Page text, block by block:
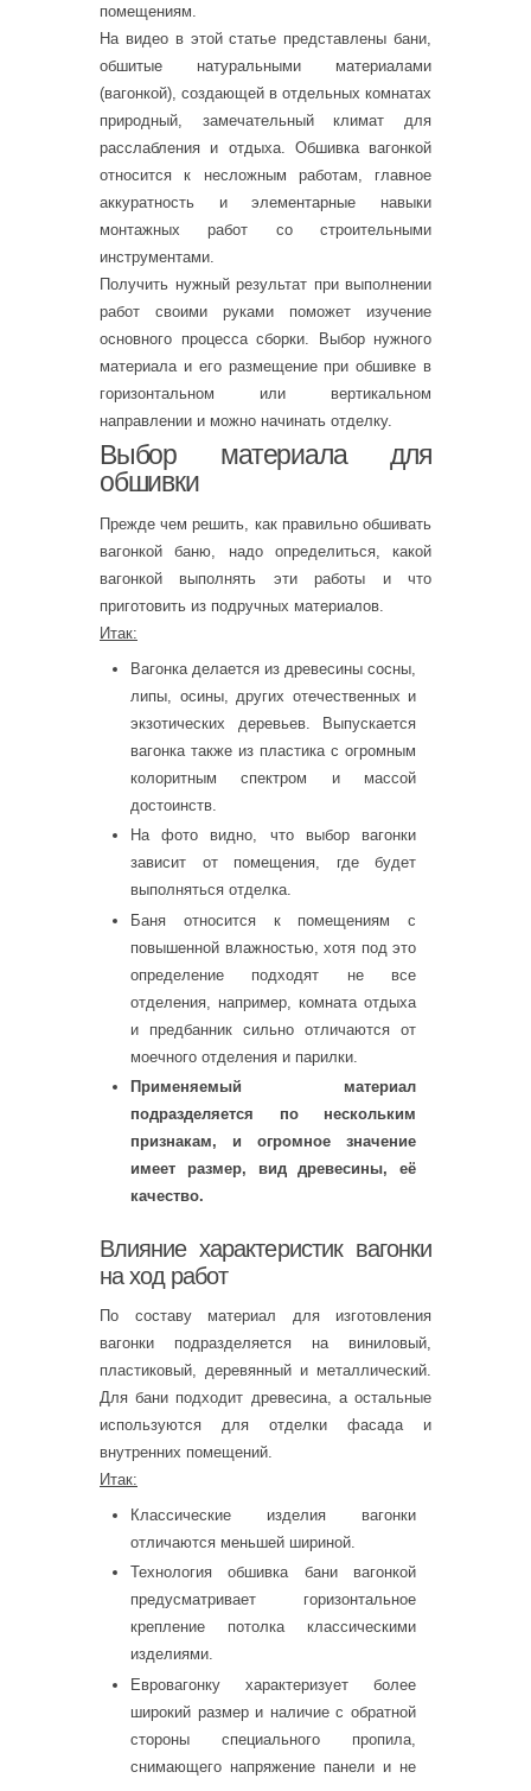
помещениям.
На видео в этой статье представлены бани,
обшитые натуральными материалами
(вагонкой), создающей в отдельных комнатах
природный, замечательный климат для
расслабления и отдыха. Обшивка вагонкой
относится к несложным работам, главное
аккуратность и элементарные навыки
монтажных работ со строительными
инструментами.
Получить нужный результат при выполнении
работ своими руками поможет изучение
основного процесса сборки. Выбор нужного
материала и его размещение при обшивке в
горизонтальном или вертикальном
направлении и можно начинать отделку.
Выбор материала для
обшивки
Прежде чем решить, как правильно обшивать
вагонкой баню, надо определиться, какой
вагонкой выполнять эти работы и что
приготовить из подручных материалов.
Итак:
Вагонка делается из древесины сосны,
липы, осины, других отечественных и
экзотических деревьев. Выпускается
вагонка также из пластика с огромным
колоритным спектром и массой
достоинств.
На фото видно, что выбор вагонки
зависит от помещения, где будет
выполняться отделка.
Баня относится к помещениям с
повышенной влажностью, хотя под это
определение подходят не все
отделения, например, комната отдыха
и предбанник сильно отличаются от
моечного отделения и парилки.
Применяемый материал
подразделяется по нескольким
признакам, и огромное значение
имеет размер, вид древесины, её
качество.
Влияние характеристик вагонки
на ход работ
По составу материал для изготовления
вагонки подразделяется на виниловый,
пластиковый, деревянный и металлический.
Для бани подходит древесина, а остальные
используются для отделки фасада и
внутренних помещений.
Итак:
Классические изделия вагонки
отличаются меньшей шириной.
Технология обшивка бани вагонкой
предусматривает горизонтальное
крепление потолка классическими
изделиями.
Евровагонку характеризует более
широкий размер и наличие с обратной
стороны специального пропила,
снимающего напряжение панели и не